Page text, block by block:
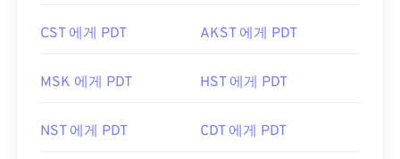
CST 에게 PDT AKST 에게 PDT
MSK 에게 PDT HST 에게 PDT
NST 에게 PDT CDT 에게 PDT